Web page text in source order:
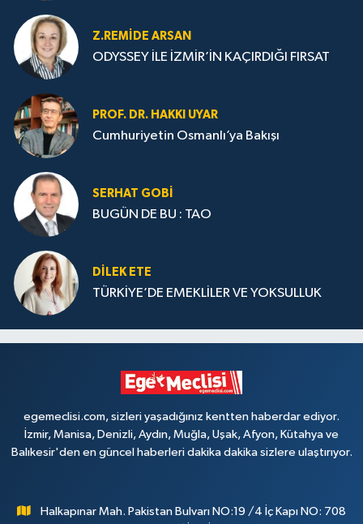
Z.REMIDE ARSAN
ODYSSEY İLE İZMİR’İN KAÇIRDIĞI FIRSAT
PROF. DR. HAKKI UYAR
Cumhuriyetin Osmanlı’ya Bakışı
SERHAT GOBİ
BUGÜN DE BU : TAO
DILEK ETE
TÜRKİYE’DE EMEKLİLER VE YOKSULLUK
egemeclisi.com, sizleri yaşadığınız kentten haberdar ediyor.
İzmir, Manisa, Denizli, Aydın, Muğla, Uşak, Afyon, Kütahya ve
Balıkesir'den en güncel haberleri dakika dakika sizlere ulaştırıyor.
Halkapınar Mah. Pakistan Bulvarı NO:19 /4 İç Kapı NO: 708